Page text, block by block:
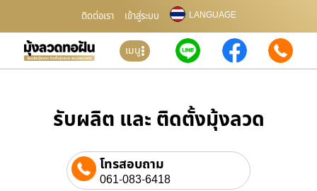
ติดต่อเรา เข้าสู่ระบบ LANGUAGE
เมนู
รับผลิต และ ติดตั้งมุ้งลวด
โทรสอบถาม
061-083-6418